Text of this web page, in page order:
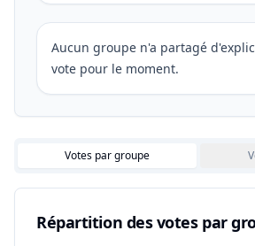
Aucun groupe n'a partagé
vote pour le moment.
Votes par groupe
Répartition des votes par